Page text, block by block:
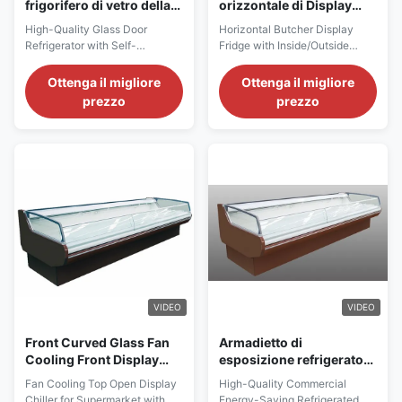
frigorifero di vetro della
birra della porta con il
compressore autonomo
di Secop
High-Quality Glass Door
Refrigerator with Self-
for Beer Main Features: ⇒ Fan
cooling, bringing no frost to the
cooler and making it cool down
The ...
Ottenga il migliore
prezzo
orizzontale di Display
Fridge For del macellaio
ha cucinato l'esposizione
degli alimenti
Horizontal Butcher Display
Fridge with Inside/Outside
Cooked Foods Display Main
Features: ⇒ Fan cooling,
bringing no frost to the cooler
environmentally friendly ⇒
Remote Copeland condensing
Ottenga il migliore
prezzo
VIDEO
Front Curved Glass Fan
Cooling Front Display
Chiller For Sausages
aperto
Fan Cooling Top Open Display
VIDEO
Armadietto di
esposizione refrigerato
economizzatore
d'energia commerciale
High-Quality Commercial